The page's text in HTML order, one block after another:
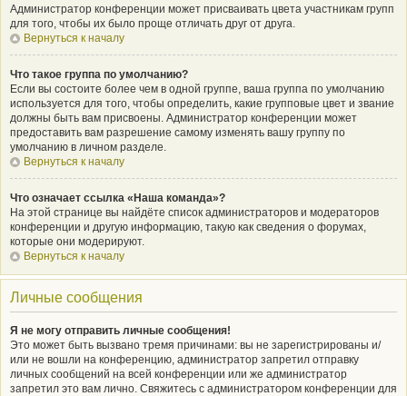
Администратор конференции может присваивать цвета участникам групп
для того, чтобы их было проще отличать друг от друга.
Вернуться к началу
Что такое группа по умолчанию?
Если вы состоите более чем в одной группе, ваша группа по умолчанию
используется для того, чтобы определить, какие групповые цвет и звание
должны быть вам присвоены. Администратор конференции может
предоставить вам разрешение самому изменять вашу группу по
умолчанию в личном разделе.
Вернуться к началу
Что означает ссылка «Наша команда»?
На этой странице вы найдёте список администраторов и модераторов
конференции и другую информацию, такую как сведения о форумах,
которые они модерируют.
Вернуться к началу
Личные сообщения
Я не могу отправить личные сообщения!
Это может быть вызвано тремя причинами: вы не зарегистрированы и/
или не вошли на конференцию, администратор запретил отправку
личных сообщений на всей конференции или же администратор
запретил это вам лично. Свяжитесь с администратором конференции для